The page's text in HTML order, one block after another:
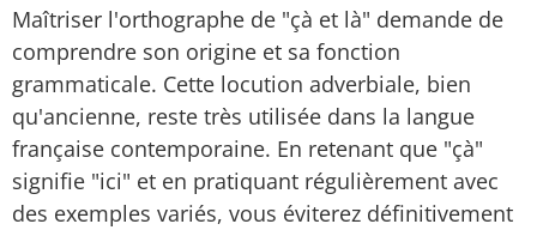
Maîtriser l'orthographe de "çà et là" demande de
comprendre son origine et sa fonction
grammaticale. Cette locution adverbiale, bien
qu'ancienne, reste très utilisée dans la langue
française contemporaine. En retenant que "çà"
signifie "ici" et en pratiquant régulièrement avec
des exemples variés, vous éviterez définitivement